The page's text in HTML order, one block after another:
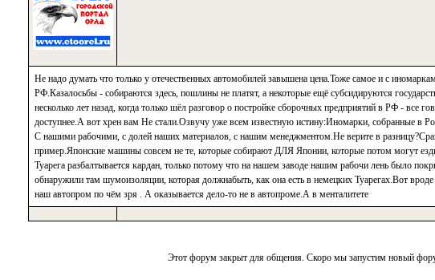
Не надо думать что только у отечественных автомобилей завышена цена.Тоже самое и с
РФ.Казалосьбы - собираются здесь, пошлины не платят, а некоторые ещё субсидируются
несколько лет назад, когда только шёл разговор о постройке сборочных предприятий в РФ - все
доступнее.А вот хрен вам Не стали.Озвучу уже всем известную истину:Иномарки, собранные в
С нашими рабочими, с долей наших материалов, с нашим менеджментом.Не верите в
пример.Японские машины совсем не те, которые собирают ДЛЯ Японии, которые потом могут
Туарега разбалтывается кардан, только потому что на нашем заводе нашим рабочи лень было
обнаружили там шумоизоляции, которая должнабыть, как она есть в немецких Туарегах.Вот
наш автопром по чём зря . А оказывается дело-то не в автопроме.А в менталитете
Этот форум закрыт для общения. Скоро мы запустим новый